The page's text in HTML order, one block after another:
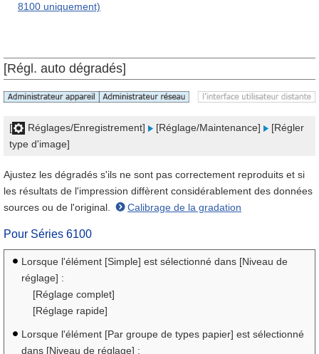
8100 uniquement)
[Régl. auto dégradés]
[ Réglages/Enregistrement] [Réglage/Maintenance]
[Régler
type d'image]
Ajustez les dégradés s'ils ne sont pas correctement reproduits et si
les résultats de l'impression diffèrent considérablement des données
sources ou de l'original.
Calibrage de la gradation
Pour Séries 6100
Lorsque l'élément [Simple] est sélectionné dans [Niveau de
réglage] :
[Réglage complet]
[Réglage rapide]
Lorsque l'élément [Par groupe de types papier] est sélectionné
dans [Niveau de réglage] :